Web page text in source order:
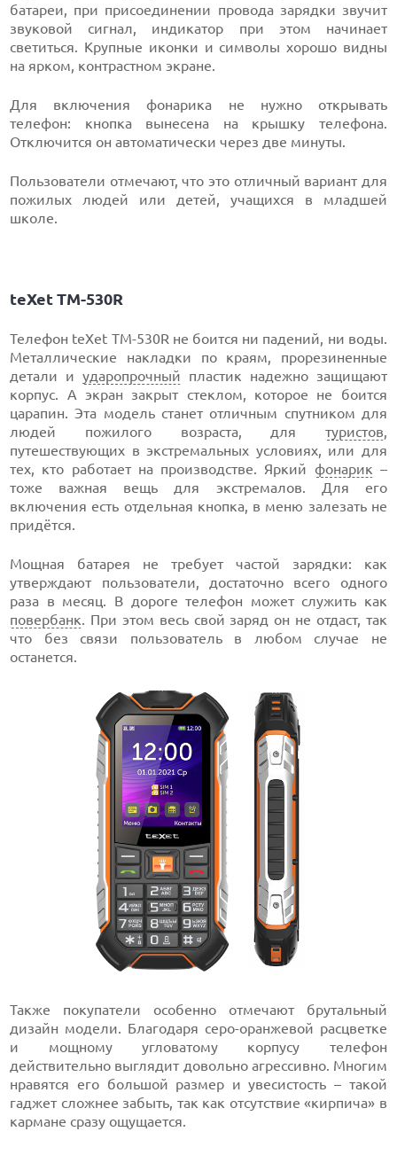
батареи, при присоединении провода зарядки звучит
звуковой сигнал, индикатор при этом начинает
светиться. Крупные иконки и символы хорошо видны
на ярком, контрастном экране.
Для включения фонарика не нужно открывать
телефон: кнопка вынесена на крышку телефона.
Отключится он автоматически через две минуты.
Пользователи отмечают, что это отличный вариант для
пожилых людей или детей, учащихся в младшей
школе.
teXet TM-530R
Телефон teXet TM-530R не боится ни падений, ни воды.
Металлические накладки по краям, прорезиненные
детали иударопрочный пластик надежно защищают
корпус. А экран закрыт стеклом, которое не боится
царапин. Эта модель станет отличным спутником для
людей пожилого возраста, для туристов,
путешествующих в экстремальных условиях, или для
тех, кто работает на производстве. Яркий фонарик –
тоже важная вещь для экстремалов. Для его
включения есть отдельная кнопка, в меню залезать не
придётся.
Мощная батарея не требует частой зарядки: как
утверждают пользователи, достаточно всего одного
раза в месяц. В дороге телефон может служить как
повербанк. При этом весь свой заряд он не отдаст, так
что без связи пользователь в любом случае не
останется.
Также покупатели особенно отмечают брутальный
дизайн модели. Благодаря серо-оранжевой расцветке
и мощному угловатому корпусу телефон
действительно выглядит довольно агрессивно. Многим
нравятся его большой размер и увесистость – такой
гаджет сложнее забыть, так как отсутствие «кирпича» в
кармане сразу ощущается.